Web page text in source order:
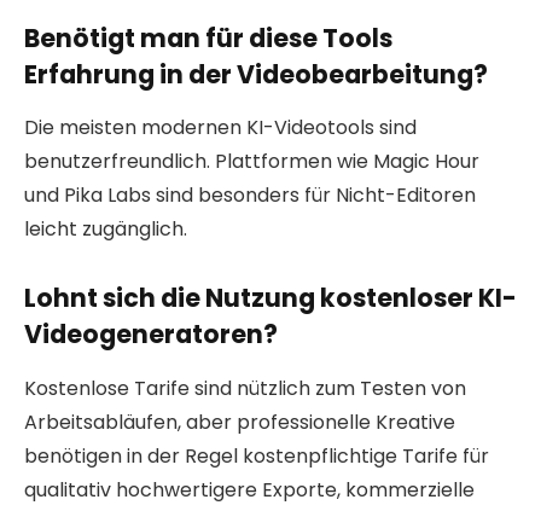
Benötigt man für diese Tools
Erfahrung in der Videobearbeitung?
Die meisten modernen KI-Videotools sind
benutzerfreundlich. Plattformen wie Magic Hour
und Pika Labs sind besonders für Nicht-Editoren
leicht zugänglich.
Lohnt sich die Nutzung kostenloser KI-
Videogeneratoren?
Kostenlose Tarife sind nützlich zum Testen von
Arbeitsabläufen, aber professionelle Kreative
benötigen in der Regel kostenpflichtige Tarife für
qualitativ hochwertigere Exporte, kommerzielle